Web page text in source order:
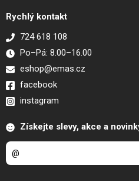
Rychlý kontakt
724 618 108
Po–Pá: 8.00–16.00
eshop@emas.cz
facebook
instagram
Získejte slevy, akce a